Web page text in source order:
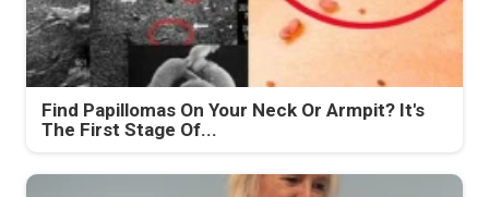
Find Papillomas On Your Neck Or Armpit? It's
The First Stage Of...